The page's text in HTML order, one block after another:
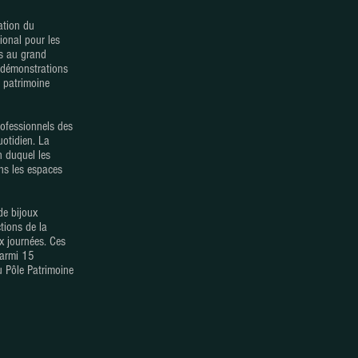
du
pour les
au grand
patrimoine
des
La
duquel les
les espaces
bijoux
de la
journées. Ces
15
Pôle Patrimoine